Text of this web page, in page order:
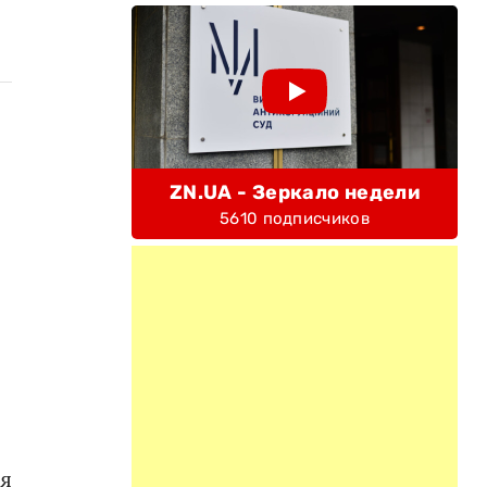
ZN.UA - Зеркало недели
5610 подписчиков